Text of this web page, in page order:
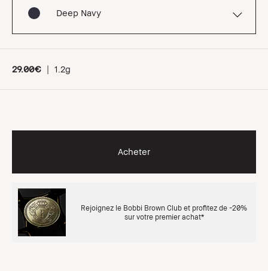
Deep Navy
29.00€ | 1.2g
Acheter
Rejoignez le Bobbi Brown Club et profitez de -20%
sur votre premier achat*